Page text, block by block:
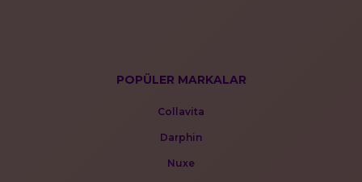
POPÜLER MARKALAR
Collavita
Darphin
Nuxe